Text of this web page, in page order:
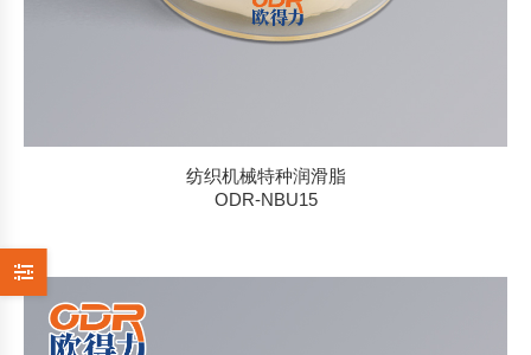
纺织机械特种润滑脂
ODR-NBU15